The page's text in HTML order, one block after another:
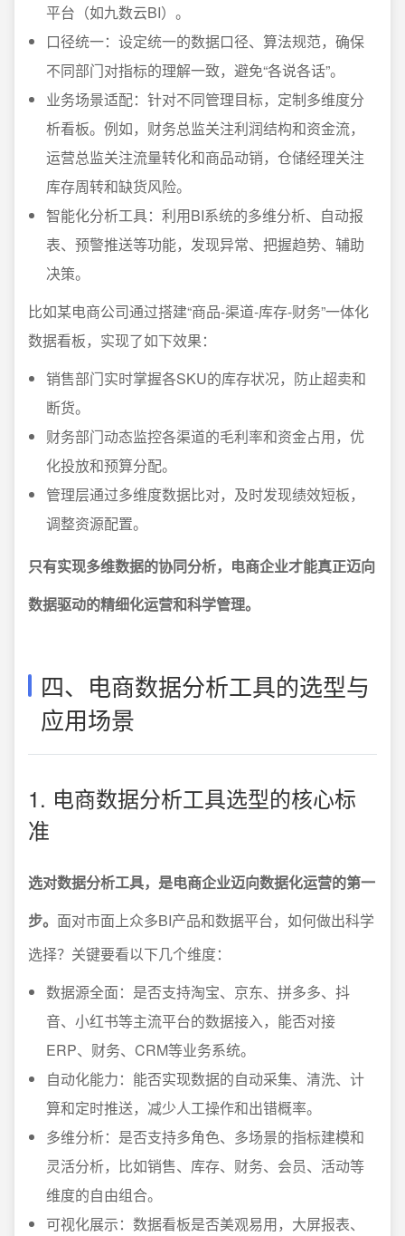
平台（如九数云BI）。
口径统一：设定统一的数据口径、算法规范，确保
不同部门对指标的理解一致，避免“各说各话”。
业务场景适配：针对不同管理目标，定制多维度分
析看板。例如，财务总监关注利润结构和资金流，
运营总监关注流量转化和商品动销，仓储经理关注
库存周转和缺货风险。
智能化分析工具：利用BI系统的多维分析、自动报
表、预警推送等功能，发现异常、把握趋势、辅助
决策。
比如某电商公司通过搭建“商品-渠道-库存-财务”一体化
数据看板，实现了如下效果：
销售部门实时掌握各SKU的库存状况，防止超卖和
断货。
财务部门动态监控各渠道的毛利率和资金占用，优
化投放和预算分配。
管理层通过多维度数据比对，及时发现绩效短板，
调整资源配置。
只有实现多维数据的协同分析，电商企业才能真正迈向
数据驱动的精细化运营和科学管理。
四、电商数据分析工具的选型与
应用场景
1. 电商数据分析工具选型的核心标
准
选对数据分析工具，是电商企业迈向数据化运营的第一
步。 面对市面上众多BI产品和数据平台，如何做出科学
选择？关键要看以下几个维度：
数据源全面：是否支持淘宝、京东、拼多多、抖
音、小红书等主流平台的数据接入，能否对接
ERP、财务、CRM等业务系统。
自动化能力：能否实现数据的自动采集、清洗、计
算和定时推送，减少人工操作和出错概率。
多维分析：是否支持多角色、多场景的指标建模和
灵活分析，比如销售、库存、财务、会员、活动等
维度的自由组合。
可视化展示：数据看板是否美观易用，大屏报表、